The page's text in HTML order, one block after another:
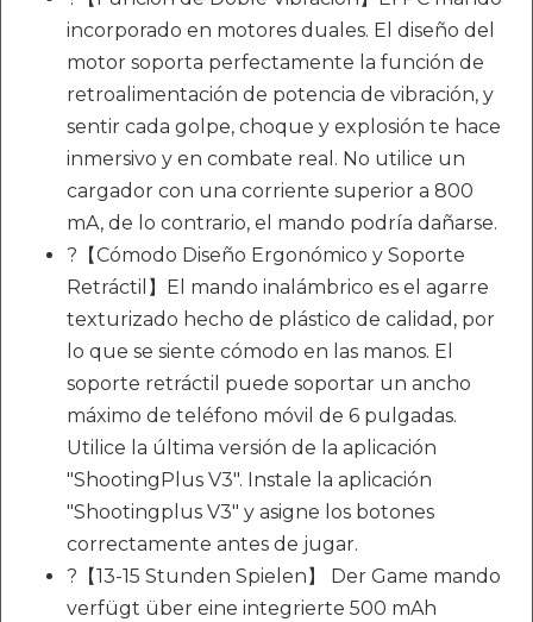
incorporado en motores duales. El diseño del
motor soporta perfectamente la función de
retroalimentación de potencia de vibración, y
sentir cada golpe, choque y explosión te hace
inmersivo y en combate real. No utilice un
cargador con una corriente superior a 800
mA, de lo contrario, el mando podría dañarse.
?【Cómodo Diseño Ergonómico y Soporte
Retráctil】El mando inalámbrico es el agarre
texturizado hecho de plástico de calidad, por
lo que se siente cómodo en las manos. El
soporte retráctil puede soportar un ancho
máximo de teléfono móvil de 6 pulgadas.
Utilice la última versión de la aplicación
"ShootingPlus V3". Instale la aplicación
"Shootingplus V3" y asigne los botones
correctamente antes de jugar.
?【13-15 Stunden Spielen】 Der Game mando
verfügt über eine integrierte 500 mAh